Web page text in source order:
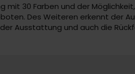
30 Farben und der
Des Weiteren erkennt der
Ausstattung und auch die